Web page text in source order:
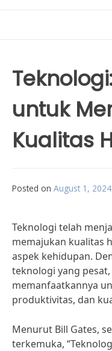
untuk
Kualitas
Posted on August 1, 2024
Teknologi telah
memajukan kualitas
aspek kehidupan.
teknologi yang
memanfaatkannya
produktivitas, dan
Menurut Bill Gates,
terkemuka,